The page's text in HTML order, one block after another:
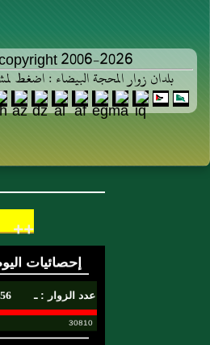
2006-2026
بلدان زوار المحجة البيضاء : اضغط
++